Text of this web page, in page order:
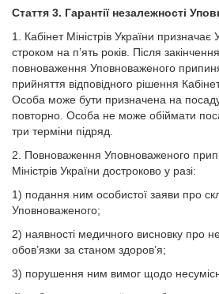
Стаття 3. Гарантії незалежності
1. Кабінет Міністрів України
строком на п’ять років. Після
повноваження Уповноваженого
прийняття відповідного рішення
Особа може бути призначена на
повторно. Особа не може обіймати
три терміни підряд.
2. Повноваження Уповноваженого
Міністрів України достроково у разі:
1) подання ним особистої заяви про
Уповноваженого;
2) наявності медичного висновку про
обов’язки за станом здоров’я;
3) порушення ним вимог щодо